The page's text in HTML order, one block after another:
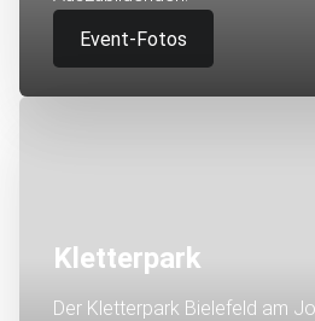
Event-Fotos
Kletterpark
Der Kletterpark Bielefeld am